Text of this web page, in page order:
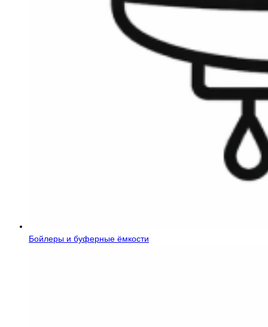
Бойлеры и буферные ёмкости